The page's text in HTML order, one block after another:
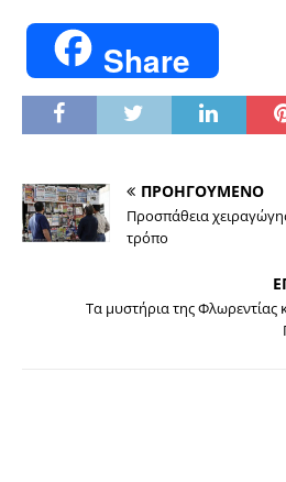
Share
ΠΡΟΗΓΟΥΜΕΝΟ
Προσπάθεια
τρόπο
Τα μυστήρια της Φλωρεντίας